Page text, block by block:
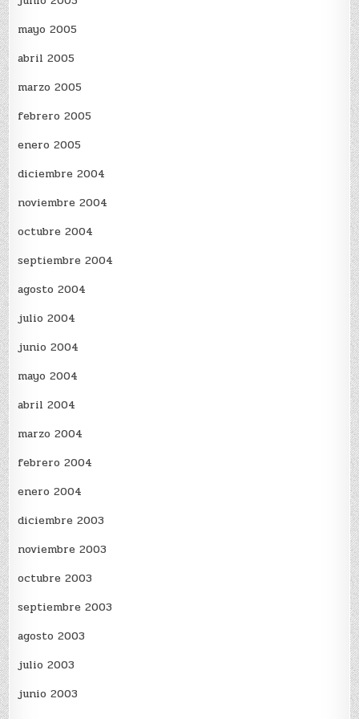
mayo 2005
abril 2005
marzo 2005
febrero 2005
enero 2005
diciembre 2004
noviembre 2004
octubre 2004
septiembre 2004
agosto 2004
julio 2004
junio 2004
mayo 2004
abril 2004
marzo 2004
febrero 2004
enero 2004
diciembre 2003
noviembre 2003
octubre 2003
septiembre 2003
agosto 2003
julio 2003
junio 2003